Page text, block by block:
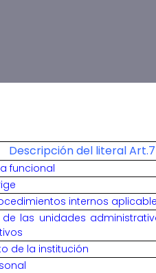
Descripción del literal Art.7
funcional
internos
de las unidades
de la institución